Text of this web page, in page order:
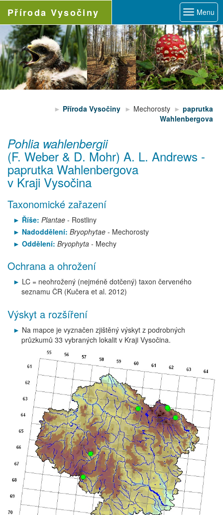
Příroda Vysočiny Menu
Příroda Vysočiny Mechorosty
paprutka
Wahlenbergova
Pohlia wahlenbergii
(F. Weber & D. Mohr) A. L. Andrews -
paprutka Wahlenbergova
v Kraji Vysočina
Taxonomické zařazení
Říše: Plantae- Rostliny
Nadoddělení: Bryophytae- Mechorosty
Oddělení: Bryophyta- Mechy
Ochrana a ohrožení
LC = neohrožený (nejméně dotčený) taxon červeného
seznamu ČR (Kučera et al. 2012)
Výskyt a rozšíření
Na mapce je vyznačen zjištěný výskyt z podrobných
průzkumů 33 vybraných lokalit v Kraji Vysočina.